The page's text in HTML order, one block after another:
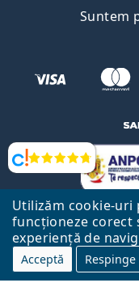
Utilizăm cookie-uri
funcționeze corect
experiență de
Acceptă Respinge
Opinii
Suntem
Către